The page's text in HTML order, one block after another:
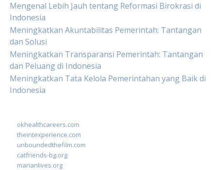
Mengenal Lebih Jauh tentang Reformasi Birokrasi di
Indonesia
Meningkatkan Akuntabilitas Pemerintah: Tantangan
dan Solusi
Meningkatkan Transparansi Pemerintah: Tantangan
dan Peluang di Indonesia
Meningkatkan Tata Kelola Pemerintahan yang Baik di
Indonesia
okhealthcareers.com
theintexperience.com
unboundedthefilm.com
catfriends-bg.org
marianlives.org